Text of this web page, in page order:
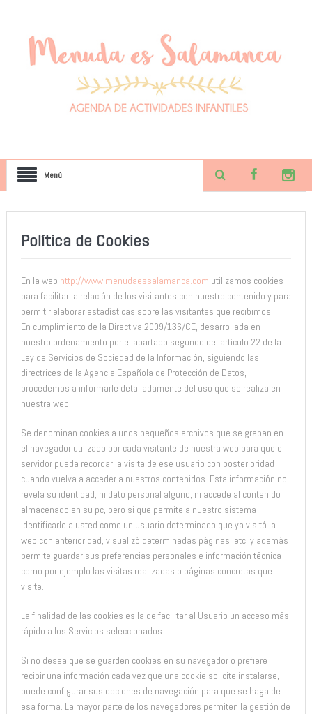
Menú
Política de Cookies
En la web http://www.menudaessalamanca.com utilizamos cookies
para facilitar la relación de los visitantes con nuestro contenido y para
permitir elaborar estadísticas sobre las visitantes que recibimos.
En cumplimiento de la Directiva 2009/136/CE, desarrollada en
nuestro ordenamiento por el apartado segundo del artículo 22 de la
Ley de Servicios de Sociedad de la Información, siguiendo las
directrices de la Agencia Española de Protección de Datos,
procedemos a informarle detalladamente del uso que se realiza en
nuestra web.
Se denominan cookies a unos pequeños archivos que se graban en
el navegador utilizado por cada visitante de nuestra web para que el
servidor pueda recordar la visita de ese usuario con posterioridad
cuando vuelva a acceder a nuestros contenidos. Esta información no
revela su identidad, ni dato personal alguno, ni accede al contenido
almacenado en su pc, pero sí que permite a nuestro sistema
identificarle a usted como un usuario determinado que ya visitó la
web con anterioridad, visualizó determinadas páginas, etc. y además
permite guardar sus preferencias personales e información técnica
como por ejemplo las visitas realizadas o páginas concretas que
visite.
La finalidad de las cookies es la de facilitar al Usuario un acceso más
rápido a los Servicios seleccionados.
Si no desea que se guarden cookies en su navegador o prefiere
recibir una información cada vez que una cookie solicite instalarse,
puede configurar sus opciones de navegación para que se haga de
esa forma. La mayor parte de los navegadores permiten la gestión de